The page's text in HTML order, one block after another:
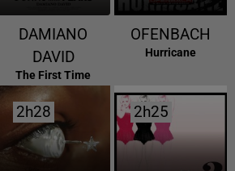
DAMIANO
DAVID
The First Time
OFENBACH
Hurricane
2h28
2h28 2h25
2h25